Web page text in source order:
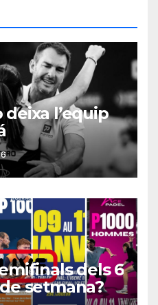
l’equip
dels 6
setmana?